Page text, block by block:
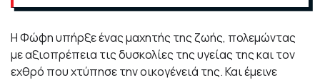
Η Φώφη υπήρξε ένας μαχητής της ζωής, πολεμώντας
με αξιοπρέπεια τις δυσκολίες της υγείας της και τον
εχθρό που χτύπησε την οικογένειά της. Και έμεινε